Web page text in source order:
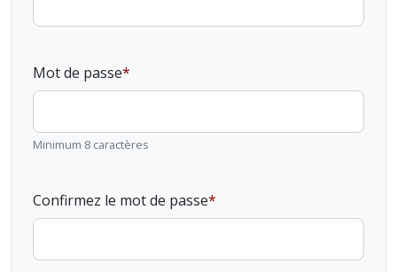
Mot de passe
Minimum 8 caractères
Confirmez le mot de passe